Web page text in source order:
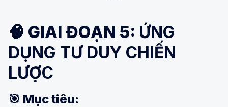
🧠 GIAI ĐOẠN 5: ỨNG
DỤNG TƯ DUY CHIẾN
LƯỢC
🎯 Mục tiêu: